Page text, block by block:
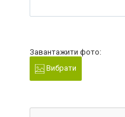
Завантажити фото:
Вибрати